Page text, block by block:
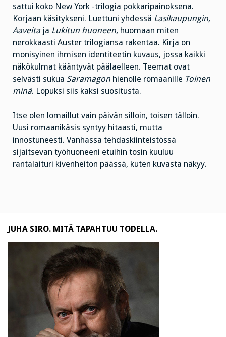
sattui koko New York -trilogia pokkaripainoksena.
Korjaan käsitykseni. Luettuni yhdessä Lasikaupungin,
Aaveita ja Lukitun huoneen, huomaan miten
nerokkaasti Auster trilogiansa rakentaa. Kirja on
monisyinen ihmisen identiteetin kuvaus, jossa kaikki
näkökulmat kääntyvät päälaelleen. Teemat ovat
selvästi sukua Saramagon hienolle romaanille Toinen
minä. Lopuksi siis kaksi suositusta.
Itse olen lomaillut vain päivän silloin, toisen tälloin.
Uusi romaanikäsis syntyy hitaasti, mutta
innostuneesti. Vanhassa tehdaskiinteistössä
sijaitsevan työhuoneeni etuihin tosin kuuluu
rantalaituri kivenheiton päässä, kuten kuvasta näkyy.
JUHA SIRO. MITÄ TAPAHTUU TODELLA.